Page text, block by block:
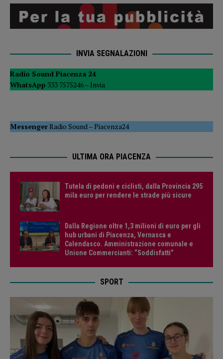
INVIA SEGNALAZIONI
Radio Sound Piacenza 24
WhatsApp 333 7575246 – Invia
MessengerRadio Sound –Piacenza24
ULTIMA ORA PIACENZA
Tutela di pedoni e ciclisti, dalla Provincia 295
mila euro per rendere le strade più sicure
Dalla Regione oltre 1,3 milioni di euro per gli
hub urbani di Piacenza, Vernasca e
Calendasco. Amministrazione comunale e
Unione Commercianti: “Soddisfatti”
SPORT